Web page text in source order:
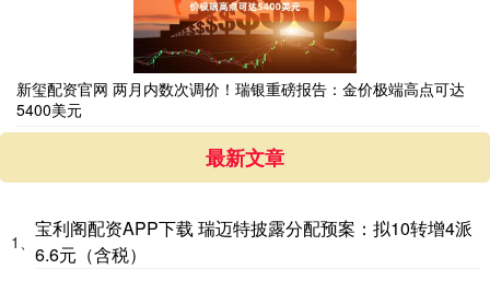
新玺配资官网 两月内数次调价！瑞银重磅报告：金价极端高点可达
5400美元
最新文章
1、
宝利阁配资APP下载 瑞迈特披露分配预案：拟10转增4派
6.6元（含税）